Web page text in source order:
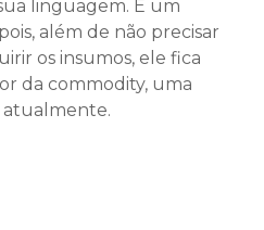
linguagem. É um
além de não precisar
os insumos, ele fica
da commodity, uma